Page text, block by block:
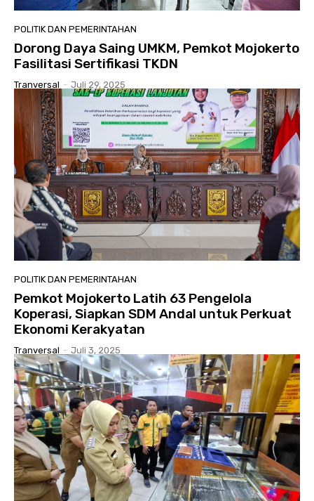
POLITIK DAN PEMERINTAHAN
Dorong Daya Saing UMKM, Pemkot Mojokerto
Fasilitasi Sertifikasi TKDN
Tranversal - Juli 29, 2025
POLITIK DAN PEMERINTAHAN
Pemkot Mojokerto Latih 63 Pengelola
Koperasi, Siapkan SDM Andal untuk Perkuat
Ekonomi Kerakyatan
Tranversal - Juli 3, 2025